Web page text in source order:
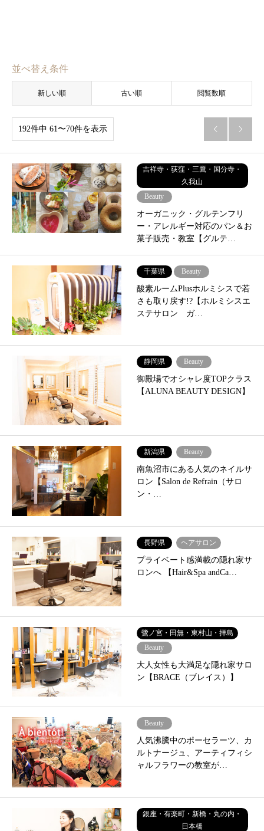
並べ替え条件
新しい順 古い順 閲覧数順
192件中 61〜70件を表示  
吉祥寺・荻窪・三鷹・国分寺・
久我山
Beauty
オーガニック・グルテンフリ
ー・アレルギー対応のパン＆お
菓子販売・教室【グルテ…
千葉県 Beauty
酸素ルームPlusホルミシスで若
さも取り戻す!?【ホルミシスエ
ステサロン ガ…
静岡県 Beauty
御殿場でオシャレ度TOPクラス
【ALUNA BEAUTY DESIGN】
新潟県 Beauty
南魚沼市にある人気のネイルサ
ロン【Salon de Refrain（サロ
ン・…
長野県 ヘアサロン
プライベート感満載の隠れ家サ
ロンへ 【Hair&Spa andCa…
鷺ノ宮・田無・東村山・拝島
Beauty
大人女性も大満足な隠れ家サロ
ン【BRACE（ブレイス）】
Beauty
人気沸騰中のポーセラーツ、カ
ルトナージュ、アーティフィシ
ャルフラワーの教室が…
銀座・有楽町・新橋・丸の内・
日本橋